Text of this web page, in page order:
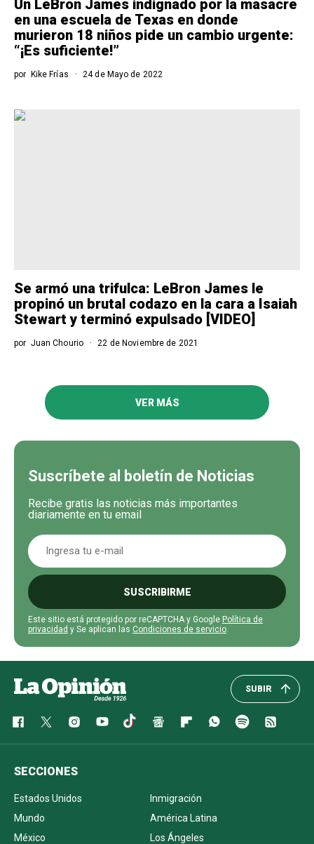
Un LeBron James indignado por la masacre
en una escuela de Texas en donde
murieron 18 niños pide un cambio urgente:
“¡Es suficiente!”
por Kike Frías 24 de Mayo de 2022
Se armó una trifulca: LeBron James le
propinó un brutal codazo en la cara a Isaiah
Stewart y terminó expulsado [VIDEO]
por Juan Chourio 22 de Noviembre de 2021
VER MÁS
Suscríbete al boletín de Noticias
Recibe gratis las noticias más importantes
diariamente en tu email
SUSCRIBIRME
Este sitio está protegido por reCAPTCHA y Google Política de
privacidad y Se aplican las Condiciones de servicio.
SUBIR
SECCIONES
Estados Unidos
Inmigración
Mundo
América Latina
México
Los Ángeles